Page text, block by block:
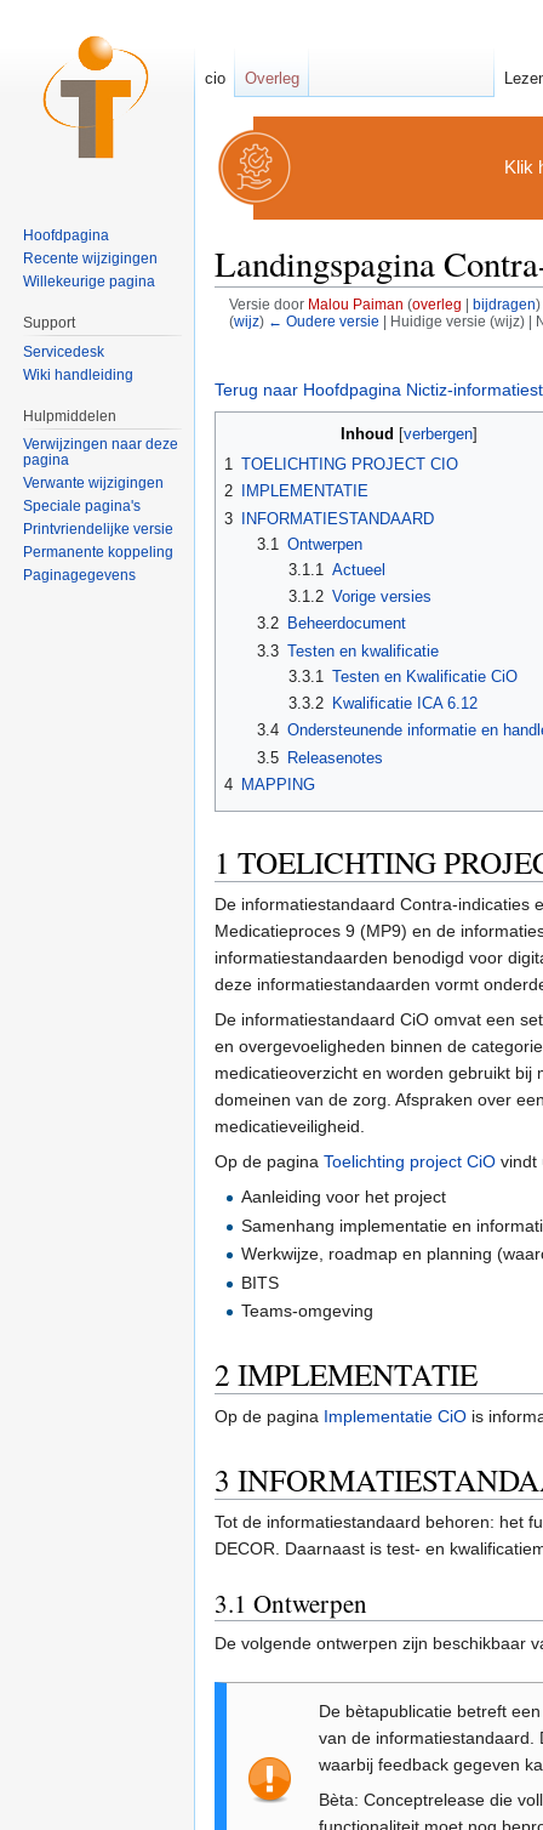
Klik
Landingspagina
Versie door Malou Paiman (overleg | bijdragen)
(wijz) ← Oudere versie | Huidige versie (wijz) |
Terug naar Hoofdpagina Nictiz-
Inhoud verbergen
1 TOELICHTING PROJECT CIO
2
IMPLEMENTATIE
3
INFORMATIESTANDAARD
3.1
Ontwerpen
3.1.1
Actueel
3.1.2 Vorige versies
3.2
Beheerdocument
3.3 Testen en kwalificatie
3.3.1
Testen en Kwalificatie CiO
3.3.2 Kwalificatie ICA 6.12
3.4 Ondersteunende informatie en
3.5
Releasenotes
4 MAPPING
1 TOELICHTING
De informatiestandaard Contra-indicaties
Medicatieproces 9 (MP9) en de
informatiestandaarden benodigd voor
deze informatiestandaarden vormt
De informatiestandaard CiO omvat een
en overgevoeligheden binnen de
medicatieoverzicht en worden gebruikt
domeinen van de zorg. Afspraken over
medicatieveiligheid.
Op de pagina Toelichting project CiO vindt
Aanleiding voor het project
Samenhang implementatie en
Werkwijze, roadmap en planning
BITS
Teams-omgeving
2 IMPLEMENTATIE
Op de pagina Implementatie CiO is
3
Tot de informatiestandaard behoren: het
DECOR. Daarnaast is test- en
3.1 Ontwerpen
De volgende ontwerpen zijn beschikbaar
De bètapublicatie betreft
van de informatiestandaard.
waarbij feedback gegeven
Bèta: Conceptrelease die
cio Overleg
Hoofdpagina
Recente wijzigingen
Willekeurige pagina
Support
Servicedesk
Wiki handleiding
Hulpmiddelen
Verwijzingen naar deze
pagina
Verwante wijzigingen
Speciale pagina's
Printvriendelijke versie
Permanente koppeling
Paginagegevens